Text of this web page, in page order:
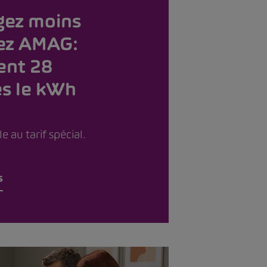
moins
AMAG:
28
le kWh
au tarif spécial.